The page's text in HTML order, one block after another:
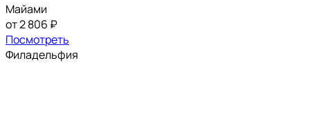
Майами
от 2 806 ₽
Посмотреть
Филадельфия